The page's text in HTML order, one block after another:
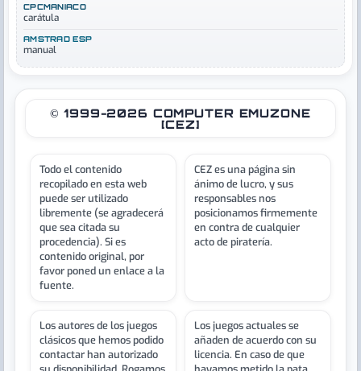
CPCMANIACO
carátula
AMSTRAD ESP
manual
© 1999-2026 COMPUTER EMUZONE
[CEZ]
Todo el contenido
recopilado en esta web
puede ser utilizado
libremente (se agradecerá
que sea citada su
procedencia). Si es
contenido original, por
favor poned un enlace a la
fuente.
CEZ es una página sin
ánimo de lucro, y sus
responsables nos
posicionamos firmemente
en contra de cualquier
acto de piratería.
Los autores de los juegos
clásicos que hemos podido
contactar han autorizado
Los juegos actuales se
añaden de acuerdo con su
licencia. En caso de que